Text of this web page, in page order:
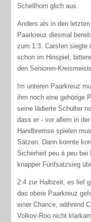
Schellhorn glich aus.
Anders als in den
Paarkreuz diesmal
zum 1:3. Carsten siegte
schon im Hinspiel,
den Senioren-
Im unteren Paarkreuz
ihm noch eine gehörige
seine lädierte Schulter
dass er - vor allem in
Handbremse spielen
Sätzen. Dann konnte
Sicherheit peu á peu
knapper Fünfsatzsieg
2:4 zur Halbzeit, es lief
das obere Paarkreuz
einer Chance, während
Volkov-Roo nicht